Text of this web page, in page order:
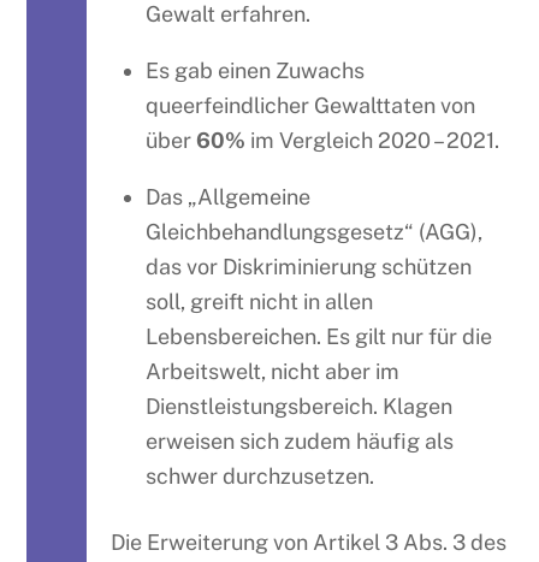
Gewalt erfahren.
Es gab einen Zuwachs
queerfeindlicher Gewalttaten von
über60% im Vergleich 2020 – 2021.
Das „Allgemeine
Gleichbehandlungsgesetz“ (AGG),
das vor Diskriminierung schützen
soll, greift nicht in allen
Lebensbereichen. Es gilt nur für die
Arbeitswelt, nicht aber im
Dienstleistungsbereich. Klagen
erweisen sich zudem häufig als
schwer durchzusetzen.
Die Erweiterung von Artikel 3 Abs. 3 des